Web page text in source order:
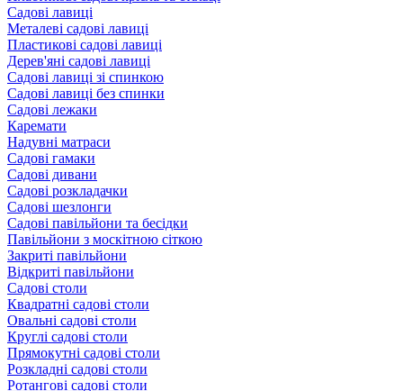
Садові лавиці
Металеві садові лавиці
Пластикові садові лавиці
Дерев'яні садові лавиці
Садові лавиці зі спинкою
Садові лавиці без спинки
Садові лежаки
Каремати
Надувні матраси
Садові гамаки
Садові дивани
Садові розкладачки
Садові шезлонги
Садові павільйони та бесідки
Павільйони з москітною сіткою
Закриті павільйони
Відкриті павільйони
Садові столи
Квадратні садові столи
Овальні садові столи
Круглі садові столи
Прямокутні садові столи
Розкладні садові столи
Ротангові садові столи